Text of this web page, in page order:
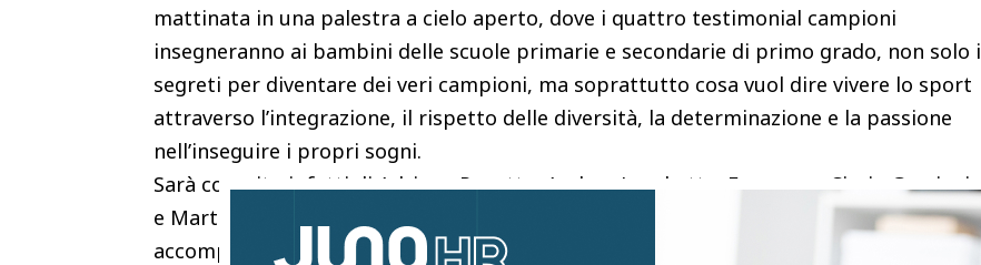
mattinata in una palestra a cielo aperto, dove i quattro testimonial campioni
insegneranno ai bambini delle scuole primarie e secondarie di primo grado, non solo i
segreti per diventare dei veri campioni, ma soprattutto cosa vuol dire vivere lo sport
attraverso l’integrazione, il rispetto delle diversità, la determinazione e la passione
nell’inseguire i propri sogni.
Sarà compito infatti di Adriano Panatta, Andrea Lucchetta, Francesco Ciccio Graziani
e Martin Castrogiovanni, come si legge in una nota, trasmettere ai bambini
accompagnati dai loro insegnanti i valori essenziali che valgono sia nello sport sia